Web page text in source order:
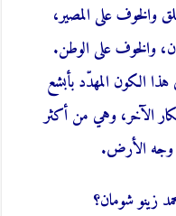
والخوف على المصير،
والخوف على الوطن.
الكون المهدّد بأبشع
الآخر، وهي من أكثر
وجه الأرض.
زينو شومان؟